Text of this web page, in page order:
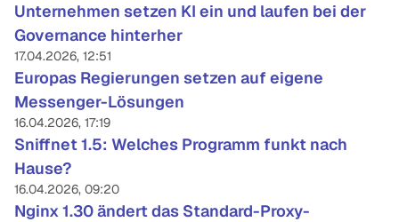
Unternehmen setzen KI ein und laufen bei der
Governance hinterher
17.04.2026, 12:51
Europas Regierungen setzen auf eigene
Messenger-Lösungen
16.04.2026, 17:19
Sniffnet 1.5: Welches Programm funkt nach
Hause?
16.04.2026, 09:20
Nginx 1.30 ändert das Standard-Proxy-